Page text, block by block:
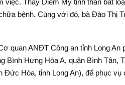
việc. Thấy Diễm My tinh thần bất
bệnh. Cùng với đó, bà Đào Thị
quan ANĐT Công an tỉnh Long
Bình Hưng Hòa A, quận Bình Tân,
Đức Hòa, tỉnh Long An), để phục vụ